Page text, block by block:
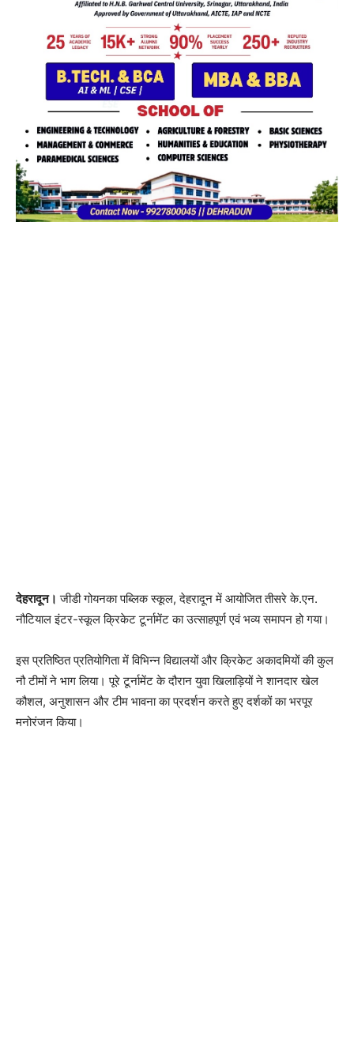
देहरादून। जीडी गोयनका पब्लिक स्कूल, देहरादून में आयोजित तीसरे के.एन.
नौटियाल इंटर-स्कूल क्रिकेट टूर्नामेंट का उत्साहपूर्ण एवं भव्य समापन हो गया।
इस प्रतिष्ठित प्रतियोगिता में विभिन्न विद्यालयों और क्रिकेट अकादमियों की कुल
नौ टीमों ने भाग लिया। पूरे टूर्नामेंट के दौरान युवा खिलाड़ियों ने शानदार खेल
कौशल, अनुशासन और टीम भावना का प्रदर्शन करते हुए दर्शकों का भरपूर
मनोरंजन किया।